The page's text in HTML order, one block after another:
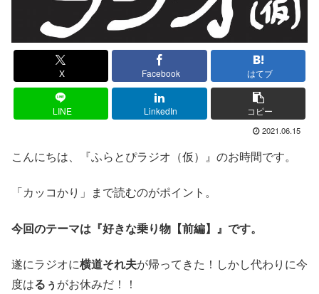
X Facebook はてブ
LINE LinkedIn コピー
2021.06.15
こんにちは、『ふらとぴラジオ（仮）』のお時間です。
「カッコかり」まで読むのがポイント。
今回のテーマは『好きな乗り物【前編】』です。
遂にラジオに横道それ夫が帰ってきた！しかし代わりに今
度はるぅ がお休みだ！！